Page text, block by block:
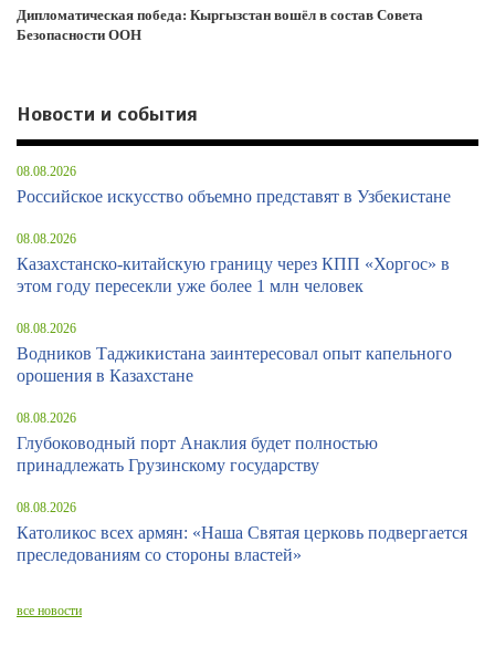
Дипломатическая победа: Кыргызстан вошёл в состав Совета
Безопасности ООН
Новости и события
08.08.2026
Российское искусство объемно представят в Узбекистане
08.08.2026
Казахстанско-китайскую границу через КПП «Хоргос» в
этом году пересекли уже более 1 млн человек
08.08.2026
Водников Таджикистана заинтересовал опыт капельного
орошения в Казахстане
08.08.2026
Глубоководный порт Анаклия будет полностью
принадлежать Грузинскому государству
08.08.2026
Католикос всех армян: «Наша Святая церковь подвергается
преследованиям со стороны властей»
все новости